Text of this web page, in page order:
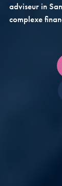
adviseur in
complexe